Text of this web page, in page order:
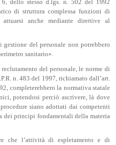
dello stesso d.lgs. n. 502 del 1992
di struttura complessa funzioni di
anche mediante direttive al
del personale non potrebbero
sanitario».
del personale, le norme di
n. 483 del 1997, richiamato dall’art.
completerebbero la normativa statale
potendosi perciò ascrivere, là dove
siano adottati dai competenti
dei principi fondamentali della materia
che l’attività di espletamento e di